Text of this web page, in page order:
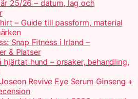
25/26 – datum, lag och
– Guide till passform, material
Snap Fitness i Irland –
& Platser
hjärtat hund – orsaker, behandling,
Revive Eye Serum Ginseng +